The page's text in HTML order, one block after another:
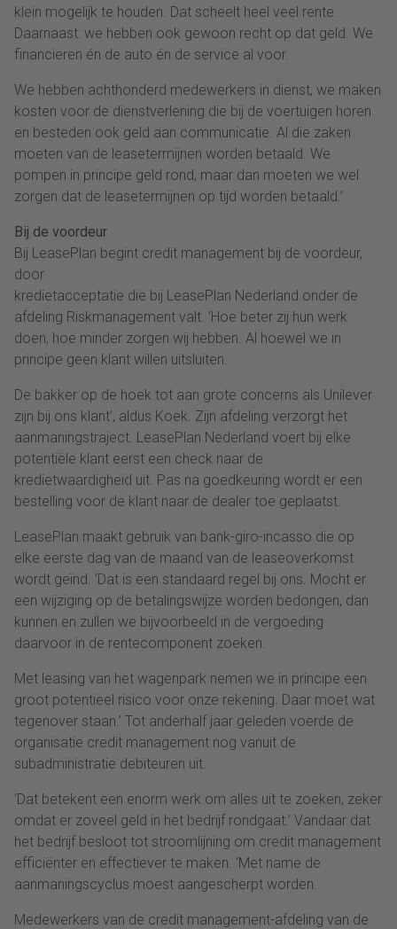
klein mogelijk te houden. Dat scheelt heel veel rente.
Daarnaast: we hebben ook gewoon recht op dat geld. We
financieren én de auto én de service al voor.
We hebben achthonderd medewerkers in dienst, we maken
kosten voor de dienstverlening die bij de voertuigen horen
en besteden ook geld aan communicatie. Al die zaken
moeten van de leasetermijnen worden betaald. We
pompen in principe geld rond, maar dan moeten we wel
zorgen dat de leasetermijnen op tijd worden betaald.’
Bij de voordeur
Bij LeasePlan begint credit management bij de voordeur,
door
kredietacceptatie die bij LeasePlan Nederland onder de
afdeling Riskmanagement valt. ‘Hoe beter zij hun werk
doen, hoe minder zorgen wij hebben. Al hoewel we in
principe geen klant willen uitsluiten.
De bakker op de hoek tot aan grote concerns als Unilever
zijn bij ons klant’, aldus Koek. Zijn afdeling verzorgt het
aanmaningstraject. LeasePlan Nederland voert bij elke
potentiële klant eerst een check naar de
kredietwaardigheid uit. Pas na goedkeuring wordt er een
bestelling voor de klant naar de dealer toe geplaatst.
LeasePlan maakt gebruik van bank-giro-incasso die op
elke eerste dag van de maand van de leaseoverkomst
wordt geïnd. ‘Dat is een standaard regel bij ons. Mocht er
een wijziging op de betalingswijze worden bedongen, dan
kunnen en zullen we bijvoorbeeld in de vergoeding
daarvoor in de rentecomponent zoeken.
Met leasing van het wagenpark nemen we in principe een
groot potentieel risico voor onze rekening. Daar moet wat
tegenover staan.’ Tot anderhalf jaar geleden voerde de
organisatie credit management nog vanuit de
subadministratie debiteuren uit.
‘Dat betekent een enorm werk om alles uit te zoeken, zeker
omdat er zoveel geld in het bedrijf rondgaat.’ Vandaar dat
het bedrijf besloot tot stroomlijning om credit management
efficiënter en effectiever te maken. ‘Met name de
aanmaningscyclus moest aangescherpt worden.
Medewerkers van de credit management-afdeling van de